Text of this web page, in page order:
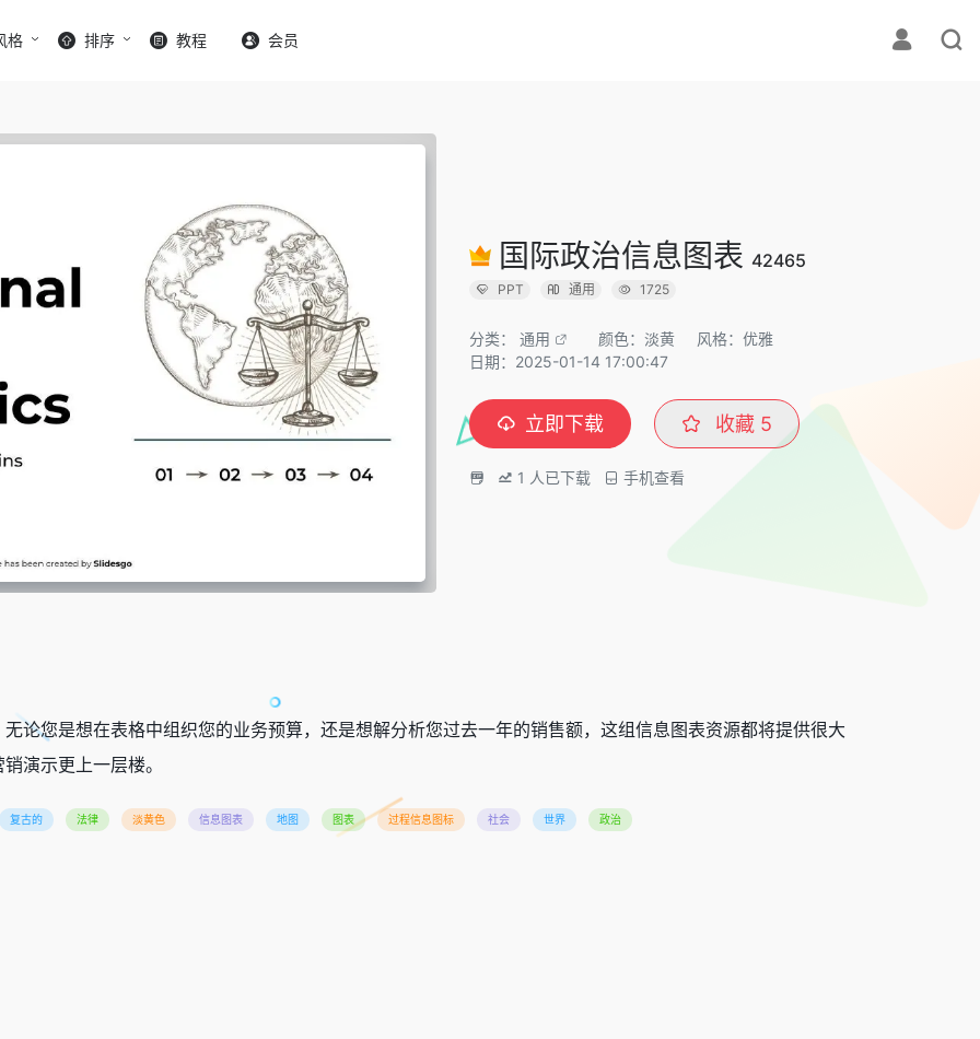
格 排序 教程 会员
国际政治信息图表 42465
PPT 通用 1725
分类： 通用 颜色：淡黄
风格：优雅
日期：2025-01-14 17:00:47
立即下载 收藏 5
1 人已下载 手机查看
论您是想在表格中组织您的业务预算，还是想解分析您过去一年的销售额，这组信息图表资源都将提供很大
演示更上一层楼。
复古的 法律 淡黄色 信息图表 地图 图表 过程信息图标 社会 世界 政治